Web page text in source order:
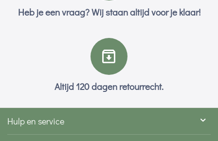
Heb je een vraag? Wij staan altijd voor je klaar!
Altijd 120 dagen retourrecht.
Hulp en service